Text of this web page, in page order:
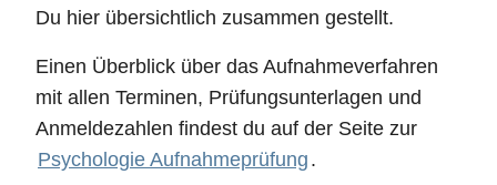
Du hier übersichtlich zusammen gestellt.
Einen Überblick über das Aufnahmeverfahren
mit allen Terminen, Prüfungsunterlagen und
Anmeldezahlen findest du auf der Seite zur
Psychologie Aufnahmeprüfung .